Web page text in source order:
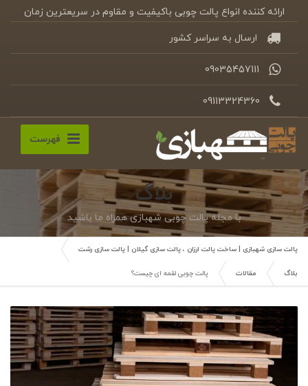
ارائه کننده انواع پالت چوبی باکیفیت و مقاوم در سریعترین زمان
ارسال به سراسر کشور
09035457111
09113324360
فهرست
بلاگ
با مجله پالت چوبی شهبازی همراه ما باشید
پالت سازی شهبازی | ساخت پالت ارزان ، پالت سازی گیلان | پالت سازی رشت
بلاگ مقالات پالت چوبی لقمه ای چیست؟